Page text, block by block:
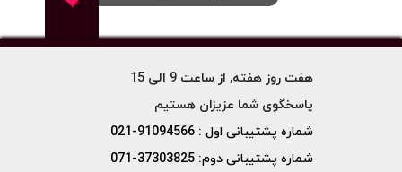
هفت روز هفته, از ساعت 9 الی 15
پاسخگوی شما عزیزان هستیم
شماره پشتیبانی اول : 91094566-021
شماره پشتیبانی دوم: 37303825-071